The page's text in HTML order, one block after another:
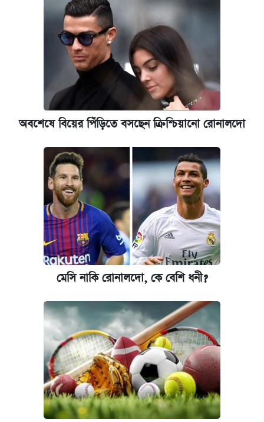
অবশেষে বিয়ের পিঁড়িতে বসছেন ক্রিশ্চিয়ানো রোনালদো
মেসি নাকি রোনালদো, কে বেশি ধনী?